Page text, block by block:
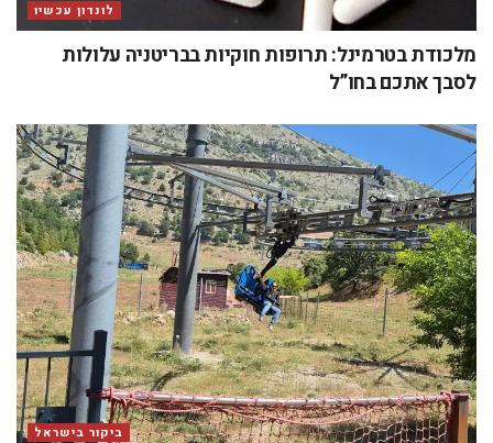
לונדון עכשיו
מלכודת בטרמינל: תרופות חוקיות בבריטניה עלולות
לסבך אתכם בחו”ל
ביקור בישראל